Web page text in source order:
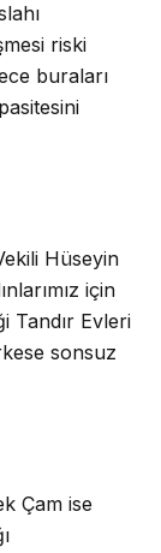
riski
buraları
Hüseyin
için
Tandır Evleri
sonsuz
Çam ise